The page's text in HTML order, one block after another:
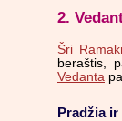
2.
Šri
beraštis,
Vedanta
Pradžia